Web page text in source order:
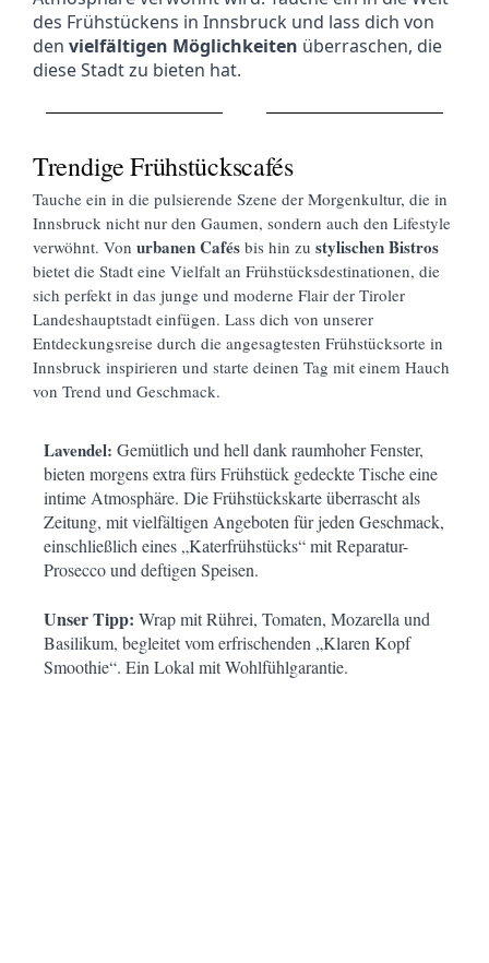
des Frühstückens in Innsbruck und lass dich von
den vielfältigen Möglichkeiten überraschen, die
diese Stadt zu bieten hat.
Trendige Frühstückscafés
Tauche ein in die pulsierende Szene der Morgenkultur, die in
Innsbruck nicht nur den Gaumen, sondern auch den Lifestyle
verwöhnt. Von urbanen Cafés bis hin zu stylischen Bistros
bietet die Stadt eine Vielfalt an Frühstücksdestinationen, die
sich perfekt in das junge und moderne Flair der Tiroler
Landeshauptstadt einfügen. Lass dich von unserer
Entdeckungsreise durch die angesagtesten Frühstücksorte in
Innsbruck inspirieren und starte deinen Tag mit einem Hauch
von Trend und Geschmack.
Lavendel: Gemütlich und hell dank raumhoher Fenster,
bieten morgens extra fürs Frühstück gedeckte Tische eine
intime Atmosphäre. Die Frühstückskarte überrascht als
Zeitung, mit vielfältigen Angeboten für jeden Geschmack,
einschließlich eines „Katerfrühstücks“ mit Reparatur-
Prosecco und deftigen Speisen.
Unser Tipp: Wrap mit Rührei, Tomaten, Mozarella und
Basilikum, begleitet vom erfrischenden „Klaren Kopf
Smoothie“. Ein Lokal mit Wohlfühlgarantie.